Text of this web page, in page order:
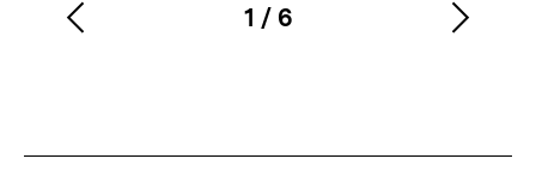
Karussellinhalt
1
von
/ 6
Vorherigen